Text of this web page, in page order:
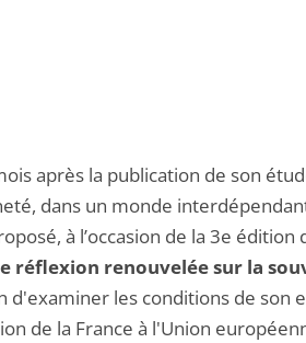
après la publication de son
dans un monde
à l’occasion de la 3e
réflexion renouvelée sur la
d'examiner les conditions de son
de la France à l'Union